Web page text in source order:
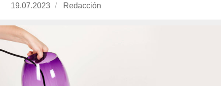
Publicado
19.07.2023 https://www.experimenta.es/author/redaccion/
Redacción